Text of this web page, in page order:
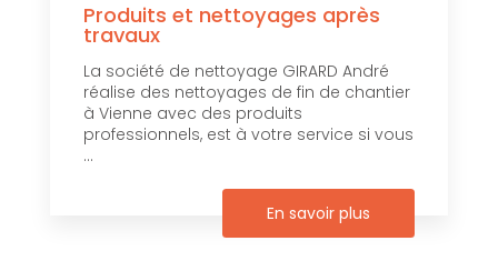
Produits et nettoyages après
travaux
La société de nettoyage GIRARD André
réalise des nettoyages de fin de chantier
à Vienne avec des produits
professionnels, est à votre service si vous
...
En savoir plus